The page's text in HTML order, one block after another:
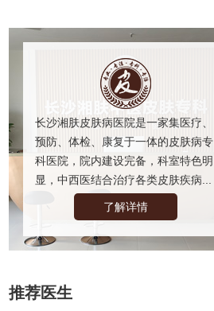
长沙湘肤皮肤病医院是一家集医疗、
预防、体检、康复于一体的皮肤病专
科医院，院内建设完备，科室特色明
显，中西医结合治疗各类皮肤疾病...
了解详情
推荐医生